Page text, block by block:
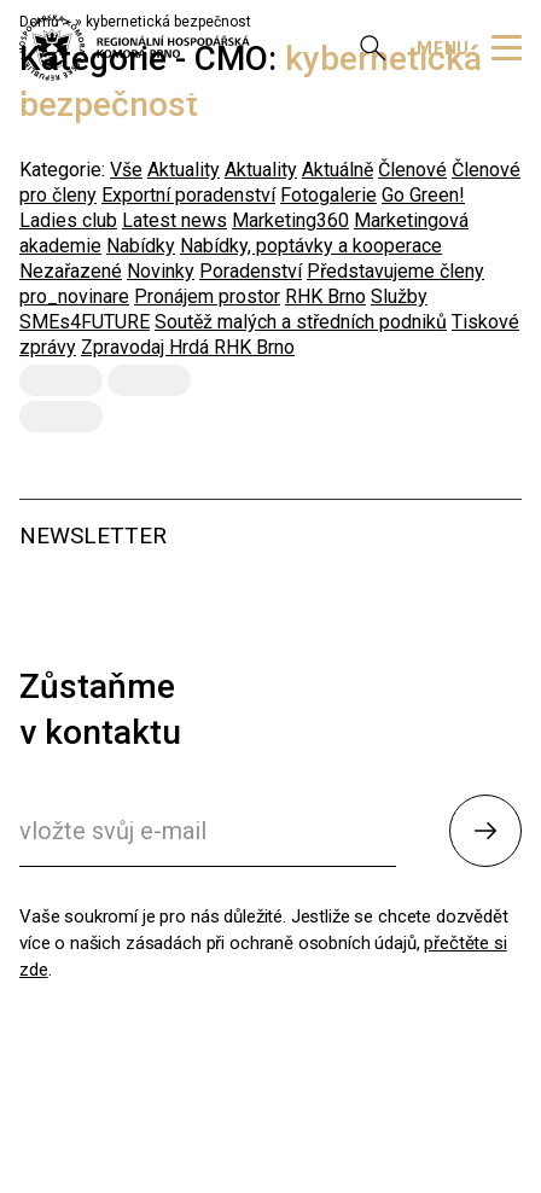
Zobrazit vyhledávání
MENU
Domů » kybernetická bezpečnost
Kategorie - CMO: kybernetická
bezpečnost
Kategorie: Vše Aktuality Aktuality Aktuálně Členové Členové
pro členy Exportní poradenství Fotogalerie Go Green!
Ladies club Latest news Marketing360 Marketingová
akademie Nabídky Nabídky, poptávky a kooperace
Nezařazené Novinky Poradenství Představujeme členy
pro_novinare Pronájem prostor RHK Brno Služby
SMEs4FUTURE Soutěž malých a středních podniků Tiskové
zprávy Zpravodaj Hrdá RHK Brno
NEWSLETTER
Zůstaňme
v kontaktu
Vaše soukromí je pro nás důležité. Jestliže se chcete dozvědět
více o našich zásadách při ochraně osobních údajů,přečtěte si
zde.